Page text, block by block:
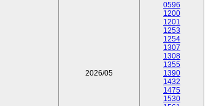
2026/05
0596
1200
1201
1253
1254
1307
1308
1355
1390
1432
1475
1530